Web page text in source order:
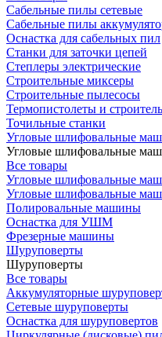
Сабельные пилы сетевые
Сабельные пилы
Оснастка для сабельных пил
Станки для заточки цепей
Степлеры электрические
Строительные миксеры
Строительные пылесосы
Термопистолеты и
Точильные станки
Угловые шлифовальные
Угловые шлифовальные
Все товары
Угловые шлифовальные
Угловые шлифовальные
Полировальные машины
Оснастка для УШМ
Фрезерные машины
Шуруповерты
Шуруповерты
Все товары
Аккумуляторные
Сетевые шуруповерты
Оснастка для шуруповертов